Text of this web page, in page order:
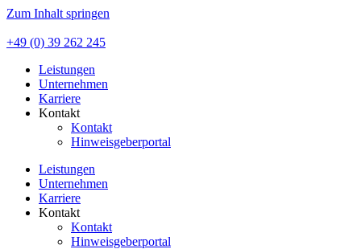
Zum Inhalt springen
+49 (0) 39 262 245
Leistungen
Unternehmen
Karriere
Kontakt
Kontakt
Hinweisgeberportal
Leistungen
Unternehmen
Karriere
Kontakt
Kontakt
Hinweisgeberportal